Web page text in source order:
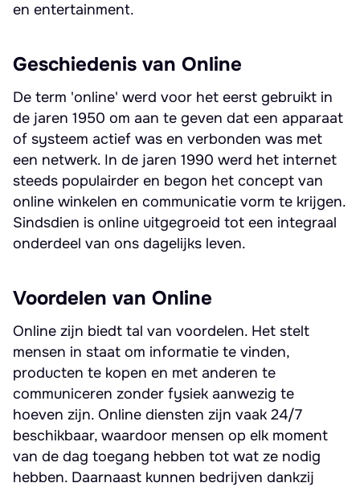
en entertainment.
Geschiedenis van Online
De term 'online' werd voor het eerst gebruikt in
de jaren 1950 om aan te geven dat een apparaat
of systeem actief was en verbonden was met
een netwerk. In de jaren 1990 werd het internet
steeds populairder en begon het concept van
online winkelen en communicatie vorm te krijgen.
Sindsdien is online uitgegroeid tot een integraal
onderdeel van ons dagelijks leven.
Voordelen van Online
Online zijn biedt tal van voordelen. Het stelt
mensen in staat om informatie te vinden,
producten te kopen en met anderen te
communiceren zonder fysiek aanwezig te
hoeven zijn. Online diensten zijn vaak 24/7
beschikbaar, waardoor mensen op elk moment
van de dag toegang hebben tot wat ze nodig
hebben. Daarnaast kunnen bedrijven dankzij